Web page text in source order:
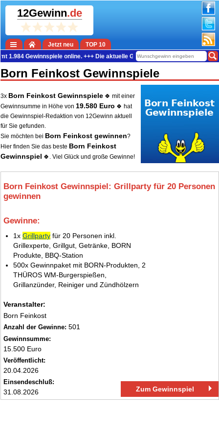
12Gewinn.de
Jetzt neu
TOP 10
online. +++ Die aktuelle Gewinn-Summe beträgt 38.953.808
Born Feinkost Gewinnspiele
3x Born Feinkost Gewinnspiele 🍀 mit einer
Gewinnsumme in Höhe von 19.580 Euro 🍀 hat
die Gewinnspiel-Redaktion von 12Gewinn aktuell
für Sie gefunden.
Sie möchten bei Born Feinkost gewinnen?
Hier finden Sie das beste Born Feinkost
Gewinnspiel 🍀. Viel Glück und große Gewinne!
Born Feinkost Gewinnspiel: Grillparty für 20 Personen
gewinnen
Gewinne:
1x Grillparty für 20 Personen inkl.
Grillexperte, Grillgut, Getränke, BORN
Produkte, BBQ-Station
500x Gewinnpaket mit BORN-Produkten, 2
THÜROS WM-Burgerspießen,
Grillanzünder, Reiniger und Zündhölzern
Veranstalter:
Born Feinkost
Anzahl der Gewinne: 501
Gewinnsumme:
15.500 Euro
Veröffentlicht:
20.04.2026
Einsendeschluß:
31.08.2026 Zum Gewinnspiel